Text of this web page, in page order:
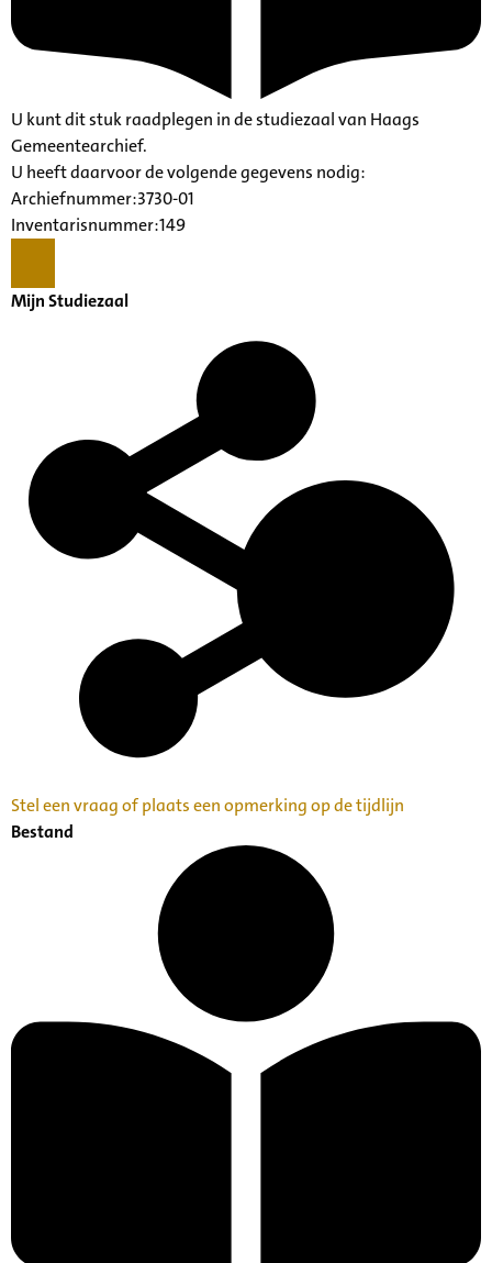
U kunt dit stuk raadplegen in de studiezaal van Haags
Gemeentearchief.
U heeft daarvoor de volgende gegevens nodig:
Archiefnummer:3730-01
Inventarisnummer:149
Mijn Studiezaal
Stel een vraag of plaats een opmerking op de tijdlijn
Bestand